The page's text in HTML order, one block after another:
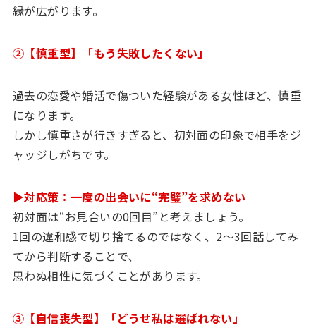
縁が広がります。
②【慎重型】「もう失敗したくない」
過去の恋愛や婚活で傷ついた経験がある女性ほど、慎重
になります。
しかし慎重さが行きすぎると、初対面の印象で相手をジ
ャッジしがちです。
▶対応策：一度の出会いに“完璧”を求めない
初対面は“お見合いの0回目”と考えましょう。
1回の違和感で切り捨てるのではなく、2～3回話してみ
てから判断することで、
思わぬ相性に気づくことがあります。
③【自信喪失型】「どうせ私は選ばれない」